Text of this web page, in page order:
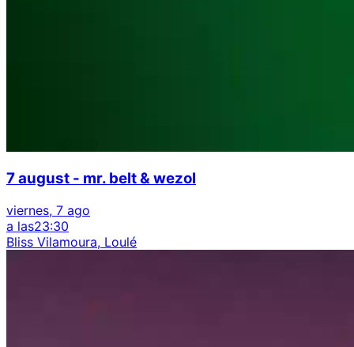
7 august - mr. belt & wezol
viernes, 7 ago
a las23:30
Bliss Vilamoura, Loulé